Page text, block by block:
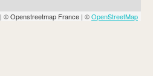
| © Openstreetmap France | ©OpenStreetMap